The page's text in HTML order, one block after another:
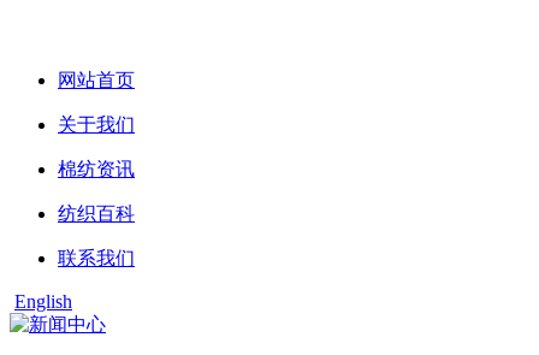
网站首页
关于我们
棉纺资讯
纺织百科
联系我们
English